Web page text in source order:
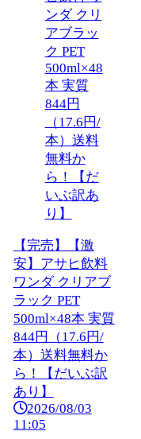
【完売】【激
安】アサヒ飲料
ワンダ クリアブ
ラック PET
500ml×48本 実質
844円（17.6円/
本）送料無料か
ら！【だいぶ訳
あり】
2026/08/03
11:05